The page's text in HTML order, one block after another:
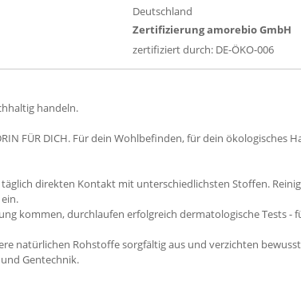
Deutschland
Zertifizierung amorebio GmbH
zertifiziert durch: DE-ÖKO-006
handeln.
FÜR DICH. Für dein Wohlbefinden, für dein ökologisches
direkten Kontakt mit unterschiedlichsten Stoffen.
kommen, durchlaufen erfolgreich dermatologische Tests -
natürlichen Rohstoffe sorgfältig aus und verzichten
Gentechnik.